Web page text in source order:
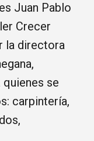
Juan Pablo
Crecer
la directora
se
carpintería,